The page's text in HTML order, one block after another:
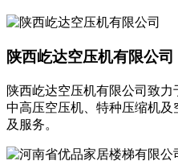
陕西屹达空压机有限公司
陕西屹达空压机有限公司致力
中高压空压机、特种压缩机
及服务。